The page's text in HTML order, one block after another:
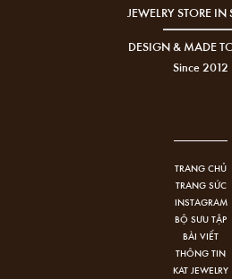
JEWELRY STORE
DESIGN & MADE
Since 2012
TRANG CHỦ
TRANG SỨC
INSTAGRAM
BỘ SƯU TẬP
BÀI VIẾT
THÔNG TIN
KAT JEWELRY